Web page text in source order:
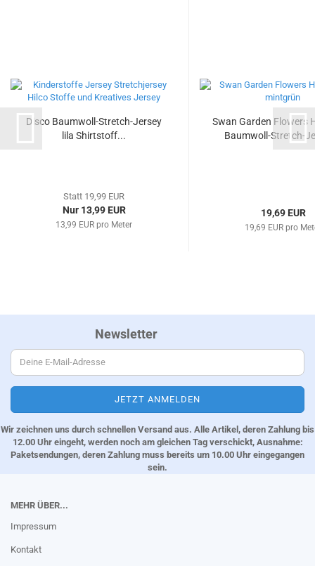
Disco Baumwoll-Stretch-Jersey
lila Shirtstoff...
Statt 19,99 EUR
Nur 13,99 EUR
13,99 EUR pro Meter
Swan Garden Flowers
Baumwoll-Stretch-
19,69 EUR
19,69 EUR pro
Newsletter
Wir zeichnen uns durch schnellen Versand aus. Alle Artikel, deren Zahlung bis
12.00 Uhr eingeht, werden noch am gleichen Tag verschickt, Ausnahme:
Paketsendungen, deren Zahlung muss bereits um 10.00 Uhr eingegangen
sein.
MEHR ÜBER...
Impressum
Kontakt